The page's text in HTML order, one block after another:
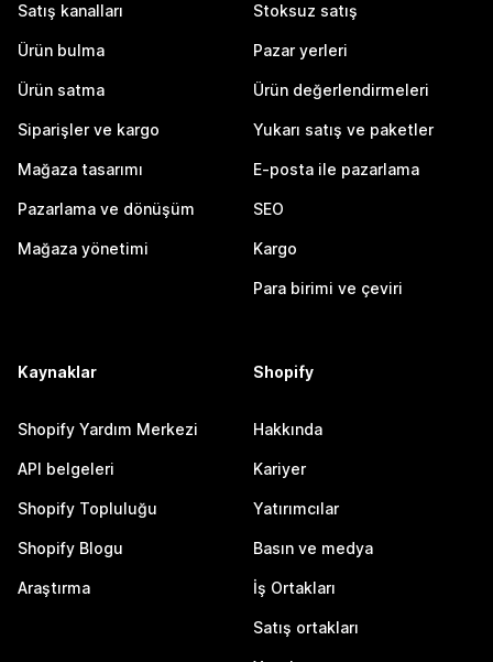
Satış kanalları
Ürün bulma
Ürün satma
Siparişler ve kargo
Mağaza tasarımı
Pazarlama ve dönüşüm
Mağaza yönetimi
Stoksuz satış
Pazar yerleri
Ürün değerlendirmeleri
Yukarı satış ve paketler
E-posta ile pazarlama
SEO
Kargo
Para birimi ve çeviri
Kaynaklar
Shopify Yardım Merkezi
API belgeleri
Shopify Topluluğu
Shopify Blogu
Araştırma
Shopify
Hakkında
Kariyer
Yatırımcılar
Basın ve medya
İş Ortakları
Satış ortakları